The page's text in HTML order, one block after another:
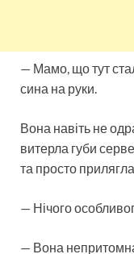
— Мамо, що тут
сина на руки.
Вона навіть не
витерла губи
та просто
— Нічого
— Вона